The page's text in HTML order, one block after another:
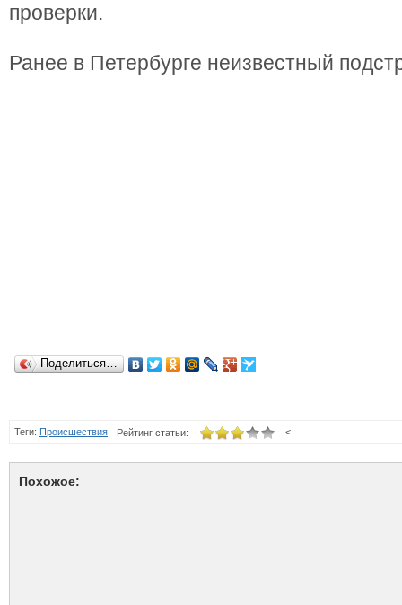
проверки.
Ранее в Петербурге неизвестный
Поделиться…
Теги: Происшествия <
Рейтинг статьи:
Похожое: